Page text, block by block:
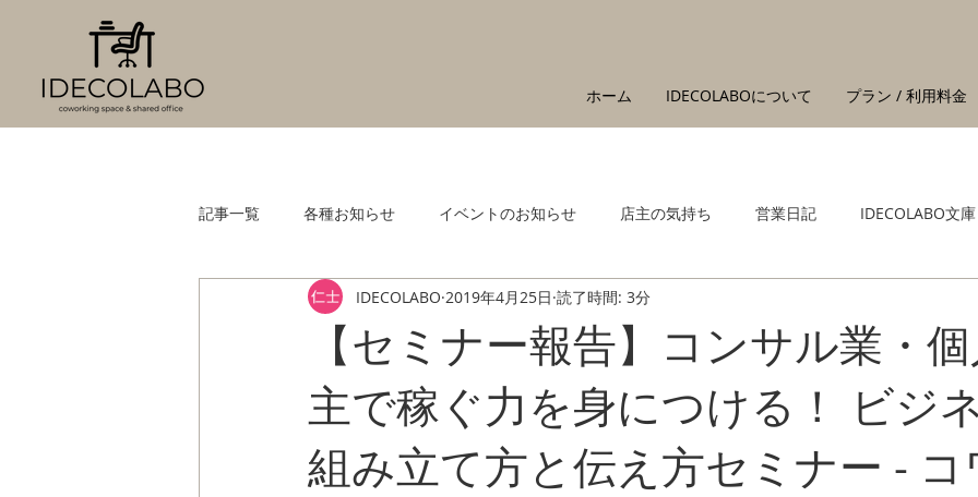
ホーム IDECOLABOについて プラン / 利用料金
記事一覧 各種お知らせ イベントのお知らせ 店主の気持ち 営業日記 IDECOLABO文庫
【セミナー報告】コンサル業・
主で稼ぐ力を身につける！ ビジ
組み立て方と伝え方セミナー - コ
IDECOLABO 2019年4月25日 読了時間: 3分